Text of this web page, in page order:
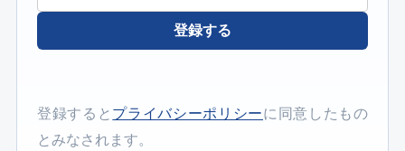
登録する
登録すると プライバシーポリシーに同意したもの
とみなされます。